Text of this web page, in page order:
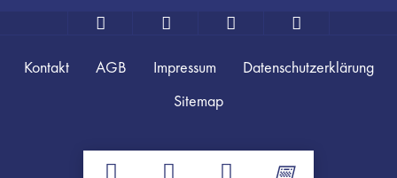
Kontakt AGB Impressum
Datenschutzerklärung
Sitemap